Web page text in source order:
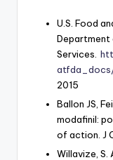
U.S. Food
Department
Services.
2015
Ballon JS,
modafinil:
of action. J
Willavize, S.